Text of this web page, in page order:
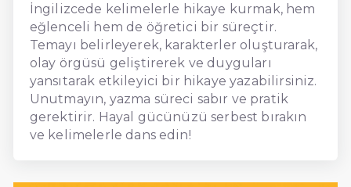
İngilizcede kelimelerle hikaye kurmak, hem
eğlenceli hem de öğretici bir süreçtir.
Temayı belirleyerek, karakterler oluşturarak,
olay örgüsü geliştirerek ve duyguları
yansıtarak etkileyici bir hikaye yazabilirsiniz.
Unutmayın, yazma süreci sabır ve pratik
gerektirir. Hayal gücünüzü serbest bırakın
ve kelimelerle dans edin!